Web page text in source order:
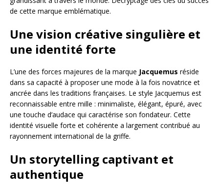
de cette marque emblématique.
Une vision créative singulière et
une identité forte
L’une des forces majeures de la marque Jacquemus réside
dans sa capacité à proposer une mode à la fois novatrice et
ancrée dans les traditions françaises. Le style Jacquemus est
reconnaissable entre mille : minimaliste, élégant, épuré, avec
une touche d’audace qui caractérise son fondateur. Cette
identité visuelle forte et cohérente a largement contribué au
rayonnement international de la griffe.
Un storytelling captivant et
authentique